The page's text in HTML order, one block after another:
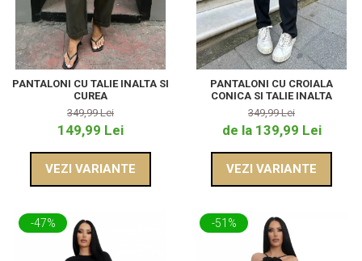
PANTALONI CU TALIE INALTA SI
CUREA
349,99 Lei
149,99 Lei
VEZI VARIANTE
PANTALONI CU CROIALA
CONICA SI TALIE INALTA
349,99 Lei
de la 139,99 Lei
VEZI VARIANTE
-47% -51%